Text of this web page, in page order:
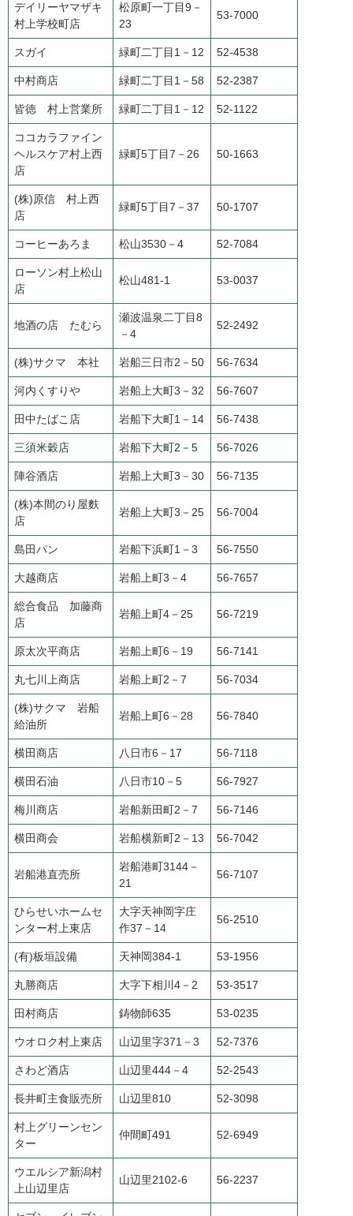
デイリーヤマザキ
村上学校町店
松原町一丁目9－
23
53-7000
スガイ 緑町二丁目1－12 52-4538
中村商店 緑町二丁目1－58 52-2387
皆徳 村上営業所 緑町二丁目1－12 52-1122
ココカラファイン
ヘルスケア村上西
店
緑町5丁目7－26 50-1663
(株)原信 村上西
店
緑町5丁目7－37 50-1707
コーヒーあろま 松山3530－4 52-7084
ローソン村上松山
店
松山481-1 53-0037
地酒の店 たむら
瀬波温泉二丁目8
－4
52-2492
(株)サクマ 本社 岩船三日市2－50 56-7634
河内くすりや 岩船上大町3－32 56-7607
田中たばこ店 岩船下大町1－14 56-7438
三須米穀店 岩船下大町2－5 56-7026
陣谷酒店 岩船上大町3－30 56-7135
(株)本間のり屋麩
店
岩船上大町3－25 56-7004
島田パン 岩船下浜町1－3 56-7550
大越商店 岩船上町3－4 56-7657
総合食品 加藤商
店
岩船上町4－25 56-7219
原太次平商店 岩船上町6－19 56-7141
丸七川上商店 岩船上町2－7 56-7034
(株)サクマ 岩船
給油所
岩船上町6－28 56-7840
横田商店 八日市6－17 56-7118
横田石油 八日市10－5 56-7927
梅川商店 岩船新田町2－7 56-7146
横田商会 岩船横新町2－13 56-7042
岩船港直売所
岩船港町3144－
21
56-7107
ひらせいホームセ
ンター村上東店
大字天神岡字庄
作37－14
56-2510
(有)板垣設備 天神岡384-1 53-1956
丸勝商店 大字下相川4－2 53-3517
田村商店 鋳物師635 53-0235
ウオロク村上東店 山辺里字371－3 52-7376
さわど酒店 山辺里444－4 52-2543
長井町主食販売所 山辺里810 52-3098
村上グリーンセン
ター
仲間町491 52-6949
ウエルシア新潟村
上山辺里店
山辺里2102-6 56-2237